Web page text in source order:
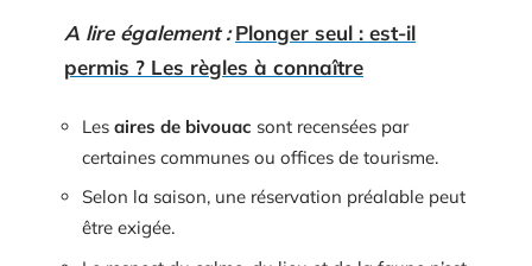
A lire également : Plonger seul : est-il
permis ? Les règles à connaître
Les aires de bivouac sont recensées par
certaines communes ou offices de tourisme.
Selon la saison, une réservation préalable peut
être exigée.